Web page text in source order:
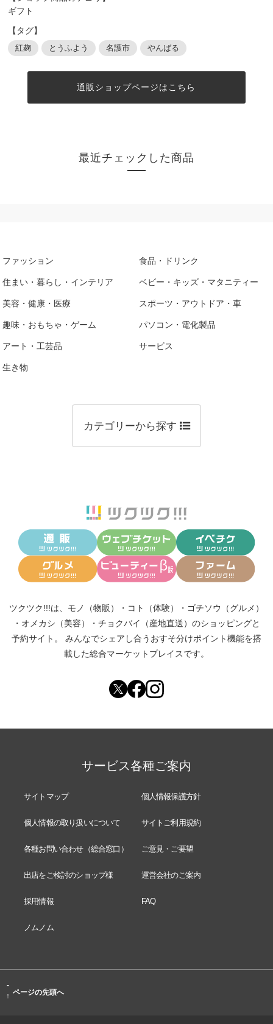
ギフト
【タグ】
紅麹 とうふよう 名護市 やんばる
通販ショップページはこちら
最近チェックした商品
ファッション 食品・ドリンク
住まい・暮らし・インテリア ベビー・キッズ・マタニティー
美容・健康・医療 スポーツ・アウトドア・車
趣味・おもちゃ・ゲーム パソコン・電化製品
アート・工芸品 サービス
生き物
カテゴリーから探す
ツクツク!!!は、 モノ（物販） ・ コト（体験） ・ ゴチソウ（グルメ）
・ オメカシ（美容） ・ チョクバイ（産地直送） のショッピングと
予約サイト。
みんなでシェアし合う おすそ分けポイント機能を搭
載した総合マーケットプレイスです。
サービス各種ご案内
サイトマップ 個人情報保護方針
個人情報の取り扱いについて サイトご利用規約
各種お問い合わせ（総合窓口） ご意見・ご要望
出店をご検討のショップ様 運営会社のご案内
採用情報 FAQ
ノムノム
-
↑ ページの先頭へ